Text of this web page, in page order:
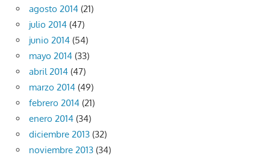
agosto 2014 (21)
julio 2014 (47)
junio 2014 (54)
mayo 2014 (33)
abril 2014 (47)
marzo 2014 (49)
febrero 2014 (21)
enero 2014 (34)
diciembre 2013 (32)
noviembre 2013 (34)